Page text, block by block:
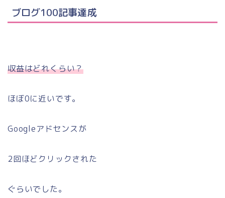
ブログ100記事達成
収益はどれくらい？
ほぼ0に近いです。
Googleアドセンスが
2回ほどクリックされた
ぐらいでした。